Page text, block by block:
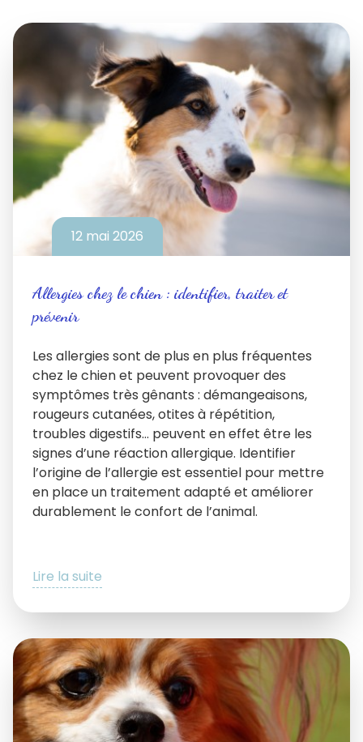
12 mai 2026
Allergies chez le chien : identifier, traiter et
prévenir
Les allergies sont de plus en plus fréquentes
chez le chien et peuvent provoquer des
symptômes très gênants : démangeaisons,
rougeurs cutanées, otites à répétition,
troubles digestifs… peuvent en effet être les
signes d’une réaction allergique. Identifier
l’origine de l’allergie est essentiel pour mettre
en place un traitement adapté et améliorer
durablement le confort de l’animal.
Lire la suite